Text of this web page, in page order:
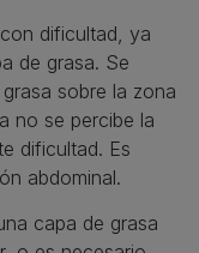
dificultad, ya
de grasa. Se
sobre la zona
no se percibe la
dificultad. Es
abdominal.
capa de grasa